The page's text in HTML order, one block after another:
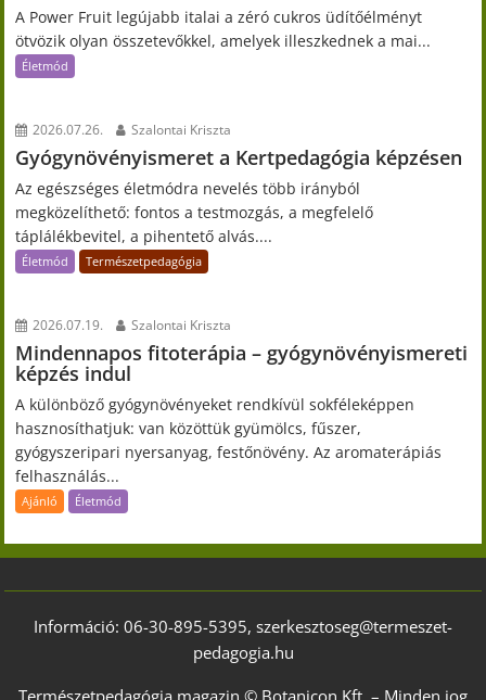
A Power Fruit legújabb italai a zéró cukros üdítőélményt
ötvözik olyan összetevőkkel, amelyek illeszkednek a mai...
Életmód
2026.07.26. Szalontai Kriszta
Gyógynövényismeret a Kertpedagógia képzésen
Az egészséges életmódra nevelés több irányból
megközelíthető: fontos a testmozgás, a megfelelő
táplálékbevitel, a pihentető alvás....
Életmód Természetpedagógia
2026.07.19. Szalontai Kriszta
Mindennapos fitoterápia – gyógynövényismereti
képzés indul
A különböző gyógynövényeket rendkívül sokféleképpen
hasznosíthatjuk: van közöttük gyümölcs, fűszer,
gyógyszeripari nyersanyag, festőnövény. Az aromaterápiás
felhasználás...
Ajánló Életmód
Információ: 06-30-895-5395, szerkesztoseg@termeszet-
pedagogia.hu
Természetpedagógia magazin © Botanicon Kft. – Minden jog